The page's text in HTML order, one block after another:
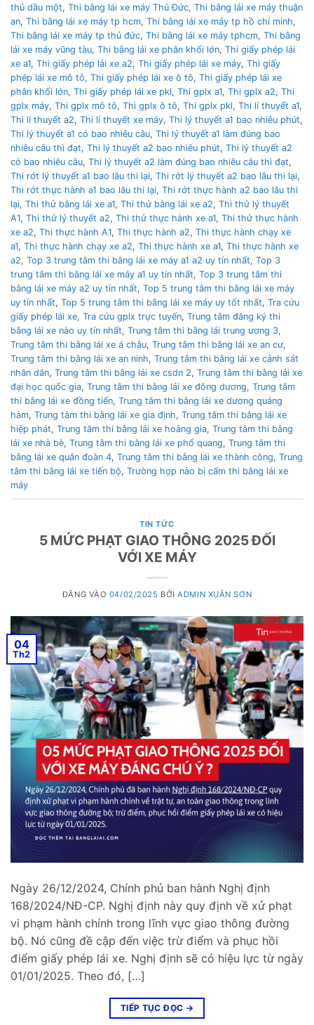
thủ dầu một, Thi bằng lái xe máy Thủ Đức, Thi bằng lái xe máy thuận
an, Thi bằng lái xe máy tp hcm, Thi bằng lái xe máy tp hồ chí minh,
Thi bằng lái xe máy tp thủ đức, Thi bằng lái xe máy tphcm, Thi bằng
lái xe máy vũng tàu, Thi bằng lái xe phân khối lớn, Thi giấy phép lái
xe a1, Thi giấy phép lái xe a2, Thi giấy phép lái xe máy, Thi giấy
phép lái xe mô tô, Thi giấy phép lái xe ô tô, Thi giấy phép lái xe
phân khối lớn, Thi giấy phép lái xe pkl, Thi gplx a1, Thi gplx a2, Thi
gplx máy, Thi gplx mô tô, Thi gplx ô tô, Thi gplx pkl, Thi lí thuyết a1,
Thi lí thuyết a2, Thi lí thuyết xe máy, Thi lý thuyết a1 bao nhiêu phút,
Thi lý thuyết a1 có bao nhiêu câu, Thi lý thuyết a1 làm đúng bao
nhiêu câu thì đạt, Thi lý thuyết a2 bao nhiêu phút, Thi lý thuyết a2
có bao nhiêu câu, Thi lý thuyết a2 làm đúng bao nhiêu câu thì đạt,
Thi rớt lý thuyết a1 bao lâu thi lại, Thi rớt lý thuyết a2 bao lâu thi lại,
Thi rớt thực hành a1 bao lâu thi lại, Thi rớt thực hành a2 bao lâu thi
lại, Thi thử bằng lái xe a1, Thi thử bằng lái xe a2, Thi thử lý thuyết
A1, Thi thử lý thuyết a2, Thi thử thực hành xe a1, Thi thử thực hành
xe a2, Thi thực hành A1, Thi thực hành a2, Thi thực hành chạy xe
a1, Thi thực hành chạy xe a2, Thi thực hành xe a1, Thi thực hành xe
a2, Top 3 trung tâm thi bằng lái xe máy a1 a2 uy tín nhất, Top 3
trung tâm thi bằng lái xe máy a1 uy tín nhất, Top 3 trung tâm thi
bằng lái xe máy a2 uy tín nhất, Top 5 trung tâm thi bằng lái xe máy
uy tín nhất, Top 5 trung tâm thi bằng lái xe máy uy tốt nhất, Tra cứu
giấy phép lái xe, Tra cứu gplx trực tuyến, Trung tâm đăng ký thi
bằng lái xe nào uy tín nhất, Trung tâm thi bằng lái trung ương 3,
Trung tâm thi bằng lái xe á châu, Trung tâm thi bằng lái xe an cư,
Trung tâm thi bằng lái xe an ninh, Trung tâm thi bằng lái xe cảnh sát
nhân dân, Trung tâm thi bằng lái xe csdn 2, Trung tâm thi bằng lái xe
đại học quốc gia, Trung tâm thi bằng lái xe đông dương, Trung tâm
thi bằng lái xe đồng tiến, Trung tâm thi bằng lái xe dương quảng
hàm, Trung tâm thi bằng lái xe gia định, Trung tâm thi bằng lái xe
hiệp phát, Trung tâm thi bằng lái xe hoàng gia, Trung tâm thi bằng
lái xe nhà bè, Trung tâm thi bằng lái xe phổ quang, Trung tâm thi
bằng lái xe quân đoàn 4, Trung tâm thi bằng lái xe thành công, Trung
tâm thi bằng lái xe tiến bộ, Trường hợp nào bị cấm thi bằng lái xe
máy
TIN TỨC
5 MỨC PHẠT GIAO THÔNG 2025 ĐỐI
VỚI XE MÁY
ĐĂNG VÀO 04/02/2025 BỞIADMIN XUÂN SƠN
04
Th2
Ngày 26/12/2024, Chính phủ ban hành Nghị định
168/2024/NĐ-CP. Nghị định này quy định về xử phạt
vi phạm hành chính trong lĩnh vực giao thông đường
bộ. Nó cũng đề cập đến việc trừ điểm và phục hồi
điểm giấy phép lái xe. Nghị định sẽ có hiệu lực từ ngày
01/01/2025. Theo đó, […]
TIẾP TỤC ĐỌC →